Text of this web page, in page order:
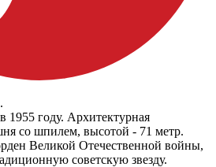
1955 году. Архитектурная
со шпилем, высотой - 71 метр.
Великой Отечественной войны,
советскую звезду.